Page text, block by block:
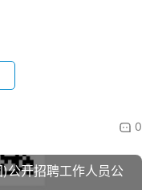
0
公开招聘工作人员公